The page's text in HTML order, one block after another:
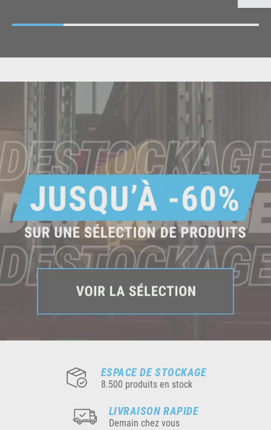
ESPACE DE STOCKAGE
8.500 produits en stock
LIVRAISON RAPIDE
Demain chez vous